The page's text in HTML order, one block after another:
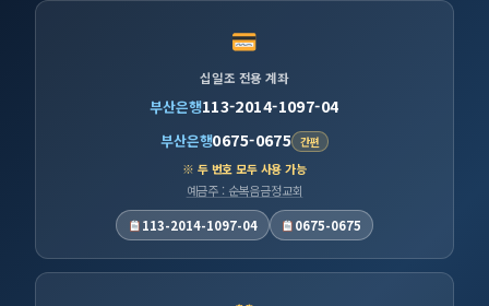
십일조 전용 계좌
부산은행113-2014-1097-04
부산은행0675-0675 간편
※ 두 번호 모두 사용 가능
예금주 : 순복음금정교회
113-2014-1097-04
0675-0675